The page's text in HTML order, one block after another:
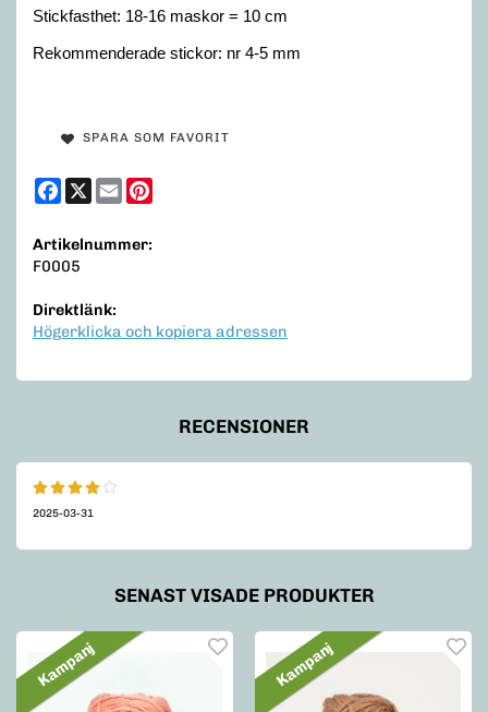
Stickfasthet: 18-16 maskor = 10 cm
Rekommenderade stickor: nr 4-5 mm
SPARA SOM FAVORIT
Facebook
X Email
Artikelnummer:
F0005
Direktlänk:
Högerklicka och kopiera adressen
RECENSIONER
2025-03-31
SENAST VISADE PRODUKTER
Kampanj Kampanj